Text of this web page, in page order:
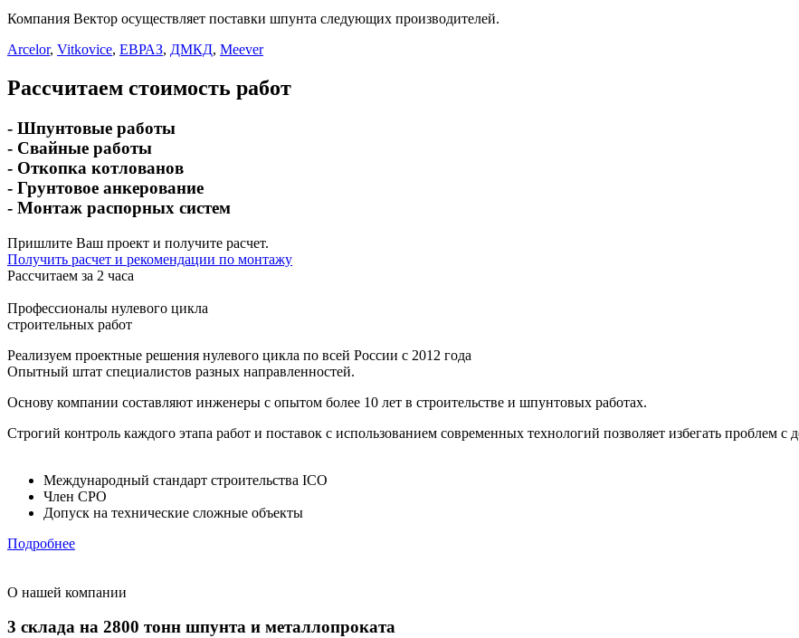
Компания Вектор осуществляет поставки шпунта следующих производителей.
Arcelor, Vitkovice, ЕВРАЗ, ДМКД, Meever
Рассчитаем стоимость работ
- Шпунтовые работы
- Свайные работы
- Откопка котлованов
- Грунтовое анкерование
- Монтаж распорных систем
Пришлите Ваш проект и получите расчет.
Получить расчет и рекомендации по монтажу
Рассчитаем за 2 часа
Профессионалы нулевого цикла
строительных работ
Реализуем проектные решения нулевого цикла по всей России с 2012 года
Опытный штат специалистов разных направленностей.
Основу компании составляют инженеры с опытом более 10 лет в строительстве и шпунтовых работах.
Строгий контроль каждого этапа работ и поставок с использованием современных технологий позволяет избегать проблем с
Международный стандарт строительства ICO
Член СРО
Допуск на технические сложные объекты
Подробнее
О нашей компании
3 склада на 2800 тонн шпунта и металлопроката